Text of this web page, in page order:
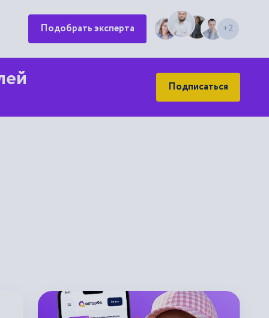
Подобрать эксперта +2
Подписаться